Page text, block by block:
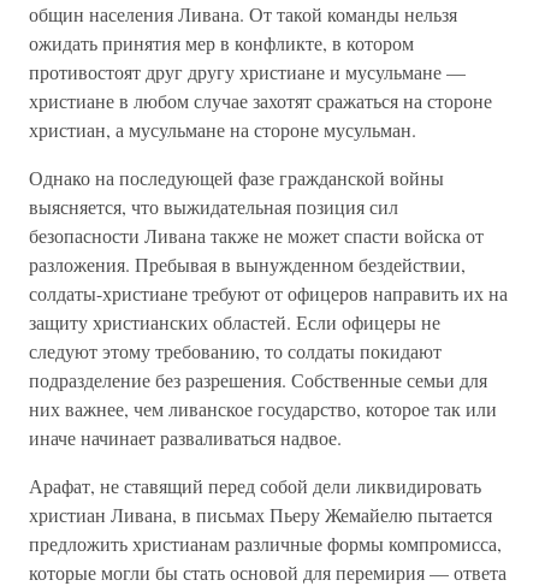
общин населения Ливана. От такой команды нельзя
ожидать принятия мер в конфликте, в котором
противостоят друг другу христиане и мусульмане —
христиане в любом случае захотят сражаться на стороне
христиан, а мусульмане на стороне мусульман.
Однако на последующей фазе гражданской войны
выясняется, что выжидательная позиция сил
безопасности Ливана также не может спасти войска от
разложения. Пребывая в вынужденном бездействии,
солдаты-христиане требуют от офицеров направить их на
защиту христианских областей. Если офицеры не
следуют этому требованию, то солдаты покидают
подразделение без разрешения. Собственные семьи для
них важнее, чем ливанское государство, которое так или
иначе начинает разваливаться надвое.
Арафат, не ставящий перед собой дели ликвидировать
христиан Ливана, в письмах Пьеру Жемайелю пытается
предложить христианам различные формы компромисса,
которые могли бы стать основой для перемирия — ответа